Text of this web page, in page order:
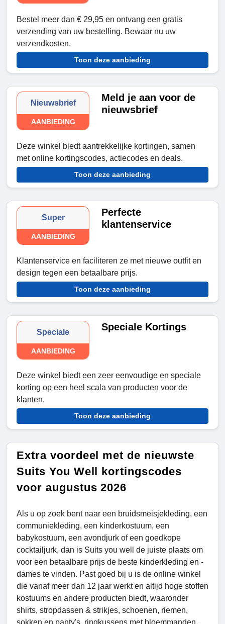
Bestel meer dan € 29,95 en ontvang een gratis
verzending van uw bestelling. Bewaar nu uw
verzendkosten.
Toon deze aanbieding
Nieuwsbrief
AANBIEDING
Meld je aan voor de
nieuwsbrief
Deze winkel biedt aantrekkelijke kortingen, samen
met online kortingscodes, actiecodes en deals.
Toon deze aanbieding
Super
AANBIEDING
Perfecte
klantenservice
Klantenservice en faciliteren ze met nieuwe outfit en
design tegen een betaalbare prijs.
Toon deze aanbieding
Speciale
AANBIEDING
Speciale Kortings
Deze winkel biedt een zeer eenvoudige en speciale
korting op een heel scala van producten voor de
klanten.
Toon deze aanbieding
Extra voordeel met de nieuwste
Suits You Well kortingscodes
voor augustus 2026
Als u op zoek bent naar een bruidsmeisjekleding, een
communiekleding, een kinderkostuum, een
babykostuum, een avondjurk of een goedkope
cocktailjurk, dan is Suits you well de juiste plaats om
voor een betaalbare prijs de beste kinderkleding en -
dames te vinden. Past goed bij u is de online winkel
die vanaf meer dan 12 jaar werkt en altijd hoge stoffen
kostuums en andere producten biedt, waaronder
shirts, stropdassen & strikjes, schoenen, riemen,